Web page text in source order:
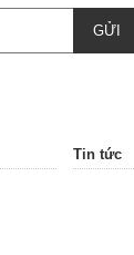
GỬI
Tin tức